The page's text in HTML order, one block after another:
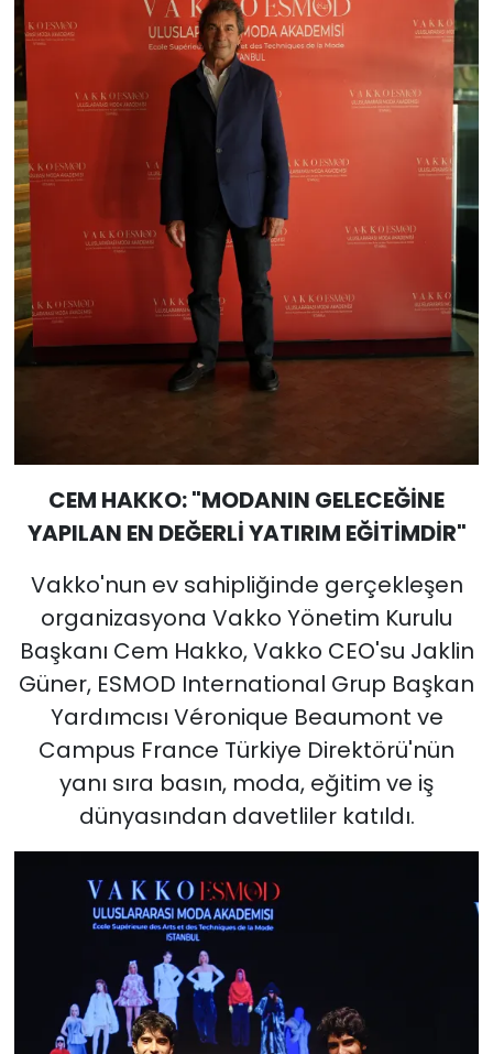
CEM HAKKO: "MODANIN GELECEĞİNE
YAPILAN EN DEĞERLİ YATIRIM EĞİTİMDİR"
Vakko'nun ev sahipliğinde gerçekleşen
organizasyona Vakko Yönetim Kurulu
Başkanı Cem Hakko, Vakko CEO'su Jaklin
Güner, ESMOD International Grup Başkan
Yardımcısı Véronique Beaumont ve
Campus France Türkiye Direktörü'nün
yanı sıra basın, moda, eğitim ve iş
dünyasından davetliler katıldı.